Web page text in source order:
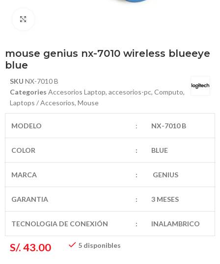
mouse genius nx-7010 wireless blueeye
blue
SKU NX-7010 B
Categories Accesorios Laptop, accesorios-pc, Computo,
Laptops / Accesorios, Mouse
MODELO : NX-7010 B
COLOR : BLUE
MARCA : GENIUS
GARANTIA : 3 MESES
TECNOLOGIA DE CONEXIÓN : INALAMBRICO
S/.43.00
5 disponibles